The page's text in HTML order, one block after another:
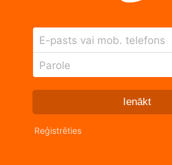
E-pasts vai mob. telefons
Parole
Ienākt
Reģistrēties